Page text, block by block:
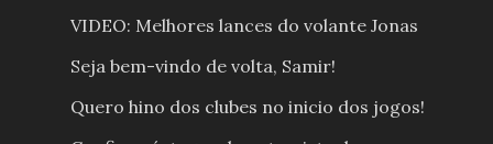
VIDEO: Melhores lances do volante Jonas
Seja bem-vindo de volta, Samir!
Quero hino dos clubes no inicio dos jogos!